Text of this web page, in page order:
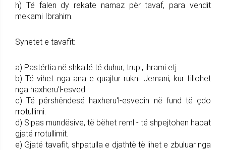
h) Të falen dy rekate namaz për tavaf, para vendit
mekami Ibrahim.
Synetet e tavafit:
a) Pastërtia në shkallë të duhur; trupi, ihrami etj.
b) Të vihet nga ana e quajtur rukni Jemani, kur fillohet
nga haxheru'l-esved.
c) Të përshëndesë haxheru'l-esvedin në fund të çdo
rrotullimi.
d) Sipas mundësive, të bëhet reml - të shpejtohen hapat
gjatë rrotullimit.
e) Gjatë tavafit, shpatulla e djathtë të lihet e zbuluar nga